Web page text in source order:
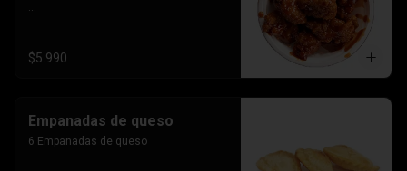
agregues el BBQ que gustes
$5.990
Empanadas de queso
6 Empanadas de queso